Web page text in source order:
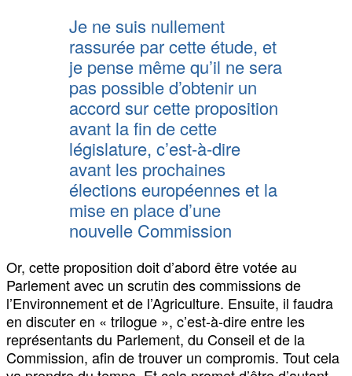
Je ne suis nullement
rassurée par cette étude, et
je pense même qu’il ne sera
pas possible d’obtenir un
accord sur cette proposition
avant la fin de cette
législature, c’est-à-dire
avant les prochaines
élections européennes et la
mise en place d’une
nouvelle Commission
Or, cette proposition doit d’abord être votée au
Parlement avec un scrutin des commissions de
l’Environnement et de l’Agriculture. Ensuite, il faudra
en discuter en « trilogue », c’est-à-dire entre les
représentants du Parlement, du Conseil et de la
Commission, afin de trouver un compromis. Tout cela